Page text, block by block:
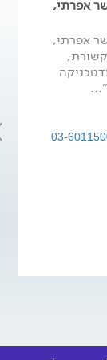
אפרתי,
אפרתי,
03-